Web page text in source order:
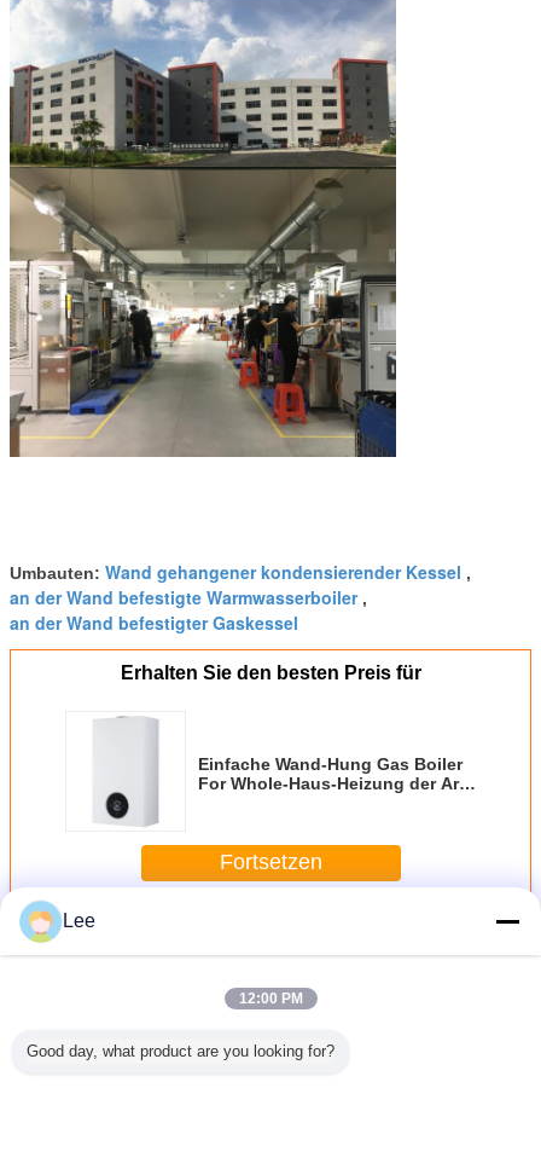
Umbauten: Wand gehangener kondensierender Kessel ,
an der Wand befestigte Warmwasserboiler,
an der Wand befestigter Gaskessel
Erhalten Sie den besten Preis für
Einfache Wand-Hung Gas Boiler
For Whole-Haus-Heizung der Art-
Fortsetzen
MehrWand-Hungs-Gas-Kessel
Gewerblicher
Wandgehängter
Lee
12:00 PM
Good day, what product are you looking for?